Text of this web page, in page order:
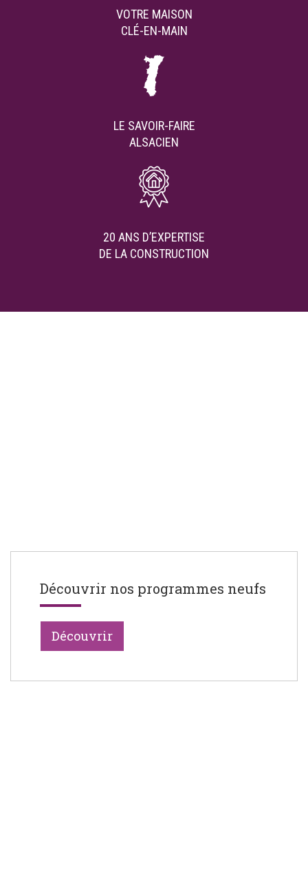
VOTRE MAISON
CLÉ-EN-MAIN
LE SAVOIR-FAIRE
ALSACIEN
20 ANS D’EXPERTISE
DE LA CONSTRUCTION
Découvrir nos programmes neufs
Découvrir